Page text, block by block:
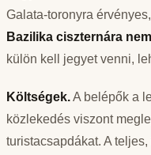
Galata-toronyra
Bazilika ciszternára nem
külön kell jegyet venni,
Költségek.A belépők a
közlekedés viszont
turistacsapdákat. A